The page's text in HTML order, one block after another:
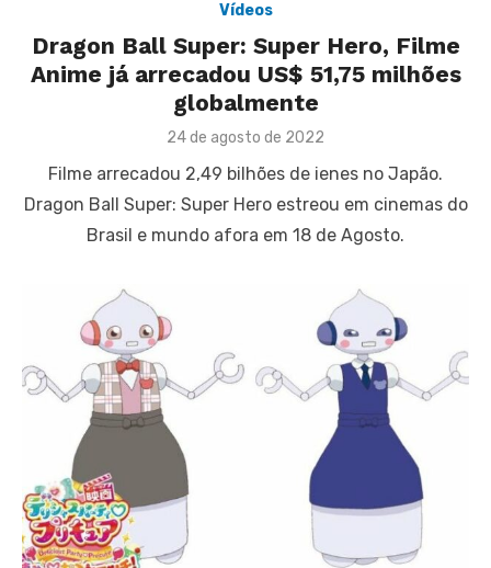
Vídeos
Dragon Ball Super: Super Hero, Filme
Anime já arrecadou US$ 51,75 milhões
globalmente
Posted
24 de agosto de 2022
Filme arrecadou 2,49 bilhões de ienes no Japão.
Dragon Ball Super: Super Hero estreou em cinemas do
Brasil e mundo afora em 18 de Agosto.